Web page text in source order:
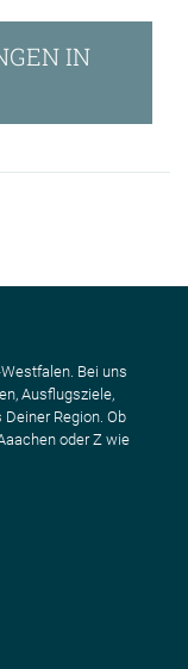
IN
Bei uns
Ausflugsziele,
Region. Ob
oder Z wie